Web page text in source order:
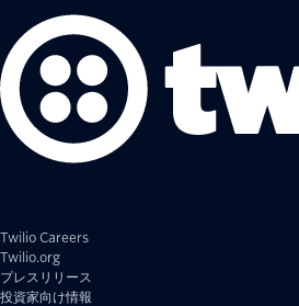
Twilio Careers
Twilio.org
プレスリリース
投資家向け情報